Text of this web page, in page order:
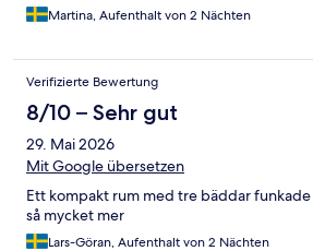
Martina, Aufenthalt von 2 Nächten
Verifizierte Bewertung
8/10 – Sehr gut
29. Mai 2026
Mit Google übersetzen
Ett kompakt rum med tre bäddar
så mycket mer
Lars-Göran, Aufenthalt von 2 Nächten